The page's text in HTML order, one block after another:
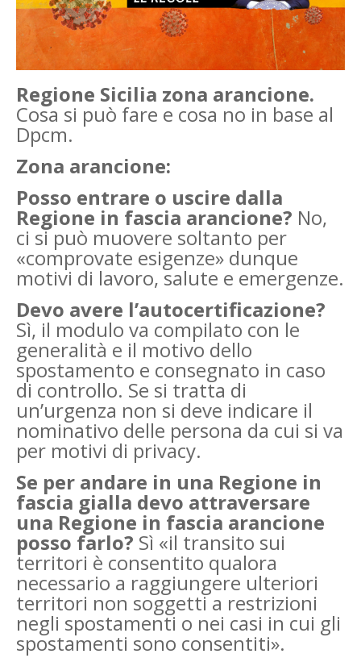
Regione Sicilia zona arancione.
Cosa si può fare e cosa no in base al
Dpcm.
Zona arancione:
Posso entrare o uscire dalla
Regione in fascia arancione? No,
ci si può muovere soltanto per
«comprovate esigenze» dunque
motivi di lavoro, salute e emergenze.
Devo avere l’autocertificazione?
Sì, il modulo va compilato con le
generalità e il motivo dello
spostamento e consegnato in caso
di controllo. Se si tratta di
un’urgenza non si deve indicare il
nominativo delle persona da cui si va
per motivi di privacy.
Se per andare in una Regione in
fascia gialla devo attraversare
una Regione in fascia arancione
posso farlo? Sì «il transito sui
territori è consentito qualora
necessario a raggiungere ulteriori
territori non soggetti a restrizioni
negli spostamenti o nei casi in cui gli
spostamenti sono consentiti».